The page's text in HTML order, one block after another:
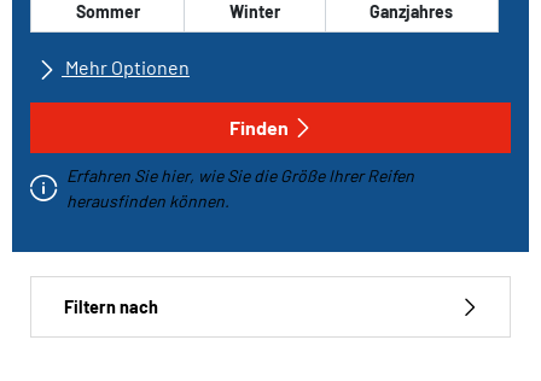
Sommer Winter Ganzjahres
Mehr Optionen
Alle Marken
Fahrzeugtyp
Run-flat
Finden
Erfahren Sie hier, wie Sie die Größe Ihrer Reifen
herausfinden können.
Filtern nach